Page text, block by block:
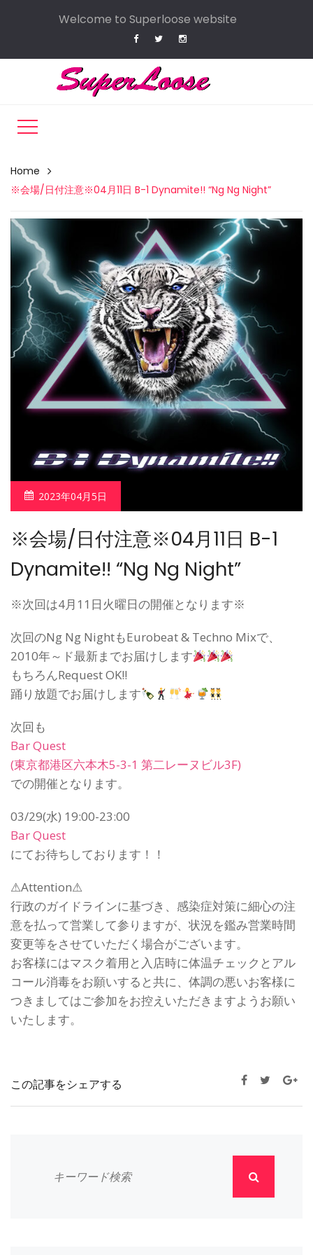
Welcome to Superloose website
Home
※会場/日付注意※04月11日 B-1 Dynamite!! “Ng Ng Night”
2023年04月5日
※会場/日付注意※04月11日 B-1
Dynamite!! “Ng Ng Night”
※次回は4月11日火曜日の開催となります※
次回のNg Ng NightもEurobeat & Techno Mixで、
2010年～ド最新までお届けします
もちろんRequest OK!!
踊り放題でお届けします
次回も
Bar Quest
(東京都港区六本木5-3-1 第二レーヌビル3F)
での開催となります。
03/29(水) 19:00-23:00
Bar Quest
にてお待ちしております！！
⚠Attention⚠
行政のガイドラインに基づき、感染症対策に細心の注
意を払って営業して参りますが、状況を鑑み営業時間
変更等をさせていただく場合がございます。
お客様にはマスク着用と入店時に体温チェックとアル
コール消毒をお願いすると共に、体調の悪いお客様に
つきましてはご参加をお控えいただきますようお願い
いたします。
この記事をシェアする